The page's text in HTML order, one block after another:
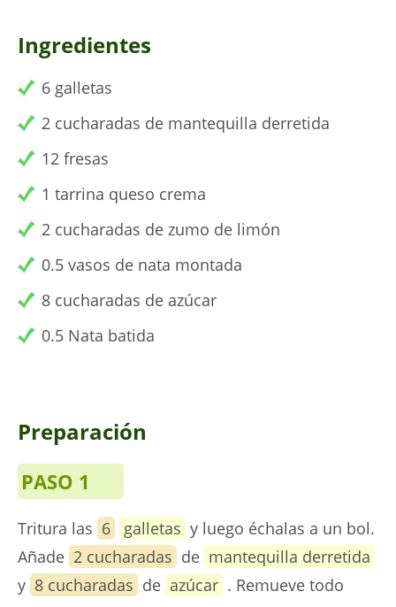
Ingredientes
6 galletas
2 cucharadas de mantequilla derretida
12 fresas
1 tarrina queso crema
2 cucharadas de zumo de limón
0.5 vasos de nata montada
8 cucharadas de azúcar
0.5 Nata batida
Preparación
PASO 1
Tritura las 6 galletas y luego échalas a un bol.
Añade 2 cucharadas de mantequilla derretida
y 8 cucharadas de azúcar . Remueve todo